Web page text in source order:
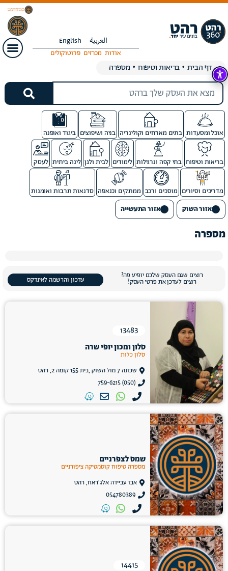
العربية
English
אודות מכרזים פרוטוקולים
דף הבית• בריאות וטיפוח • מספרה
אוכל ומסעדות בתים מארחים וקולינריה בניה ושיפוצים ביגוד ואופנה
בריאות וטיפוח בתי קפה ונרגילות לימודים לבית ולגן לינה ביתית לעסק
מדריכים וסיורים מוסכים ורכב ממתקים וכנאפה סדנאות תרבות ואומנות
אזור השוק
אזור התעשייה
מספרה
רוצים שגם העסק שלכם יופיע פה?
רוצים לעדכן את פרטי העסק? עדכון והרשמה לאינדקס
13483
סלון ומכון יופי שרה
סלון כלות
שכונה 7 מול השוק ,בית 155 קומה 2, רהט
(050) 759-6215
שמס לצפרניים
מספרה טיפוח קוסמטיקה ציפורניים
אבו עביידה אלג'ראח, רהט
054780389
14415